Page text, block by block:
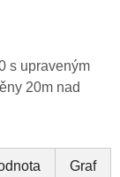
s upraveným
20m nad
Graf